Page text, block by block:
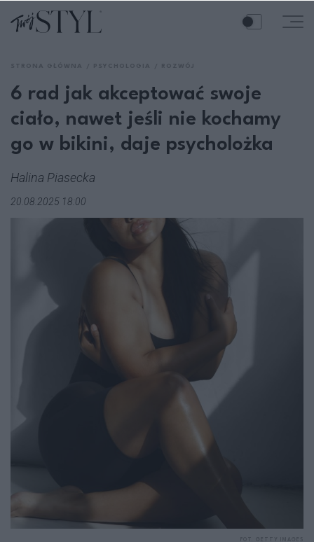
6 rad jak akceptować swoje
ciało, nawet jeśli nie kochamy
go w bikini, daje psycholożka
Halina Piasecka
20.08.2025 18:00